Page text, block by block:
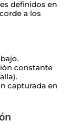
definidos en
a los
constante
capturada en